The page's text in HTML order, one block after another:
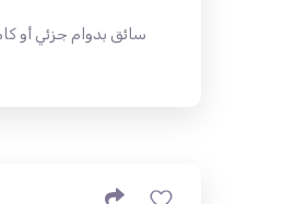
سائق بدوام جزئي أو